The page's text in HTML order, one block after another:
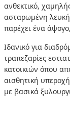
ανθεκτικό,
ασταρωμένη λευκή
παρέχει ένα
Ιδανικό για
τραπεζαρίες
κατοικιών όπου
αισθητική
με βασικά